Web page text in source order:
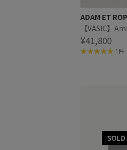
ADAM ET
【VASIC】
¥41,800
1件